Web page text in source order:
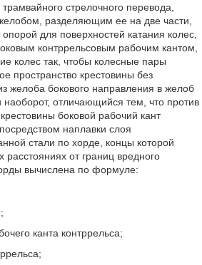
стрелочного перевода,
разделяющим ее на две части,
для поверхностей катания колес,
контррельсовым рабочим кантом,
колес так, чтобы колесные пары
пространство крестовины без
желоба бокового направления в желоб
отличающийся тем, что против
боковой рабочий кант
наплавки слоя
стали по хорде, концы которой
от границ вредного
вычислена по формуле:
канта контррельса;